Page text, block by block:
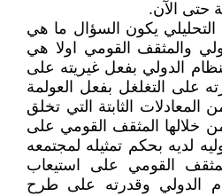
التحليلي يكون السؤال ما هي
والمثقف القومي اولا هي
الدولي بفعل غيريته على
على التغلغل بفعل العولمة
الثابتة التي تخلق
خلالها المثقف القومي على
لديه بحكم تمثيله لمجتمعه
القومي على استيعاب
الدولي وقدرته على طرح